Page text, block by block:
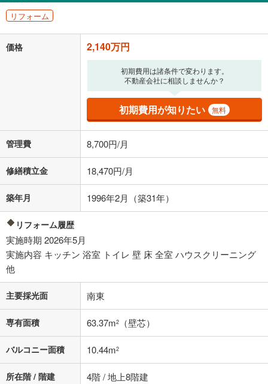
ローン返済額
上、ご自身での入力をお願いいたします。初期設定で自動入力されてい
る値は、実際の金融機関等における貸出金利とは何ら関係がなく、実際
の金融機関等における貸出金利を何ら保証するものではありません。返
済方法「元利均等返済」にて算出しております。入力された金利を35年
適用した場合の計算結果を表示しています。
す。
条件によってお借り入れができないことがあります。
不動産会社に購入相談をする 無料
リフォーム
価格 2,140万円
初期費用は諸条件で変わります。
不動産会社に相談しませんか？
初期費用が知りたい 無料
管理費 8,700円/月
修繕積立金 18,470円/月
築年月 1996年2月（築31年）
リフォーム履歴
実施時期 2026年5月
実施内容 キッチン 浴室 トイレ 壁 床 全室 ハウスクリーニング
他
主要採光面 南東
専有面積 63.37m2 （壁芯）
バルコニー面積 10.44m2
所在階 / 階建 4階 / 地上8階建